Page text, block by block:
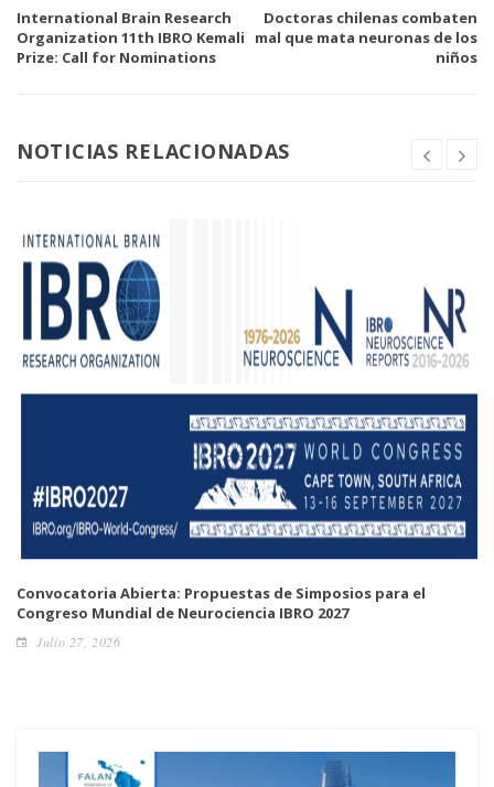
International Brain Research
Organization​ ​11th IBRO Kemali
Prize: Call for Nominations
Doctoras chilenas combaten
mal que mata neuronas de los
niños
NOTICIAS RELACIONADAS
Convocatoria Abierta: Propuestas de Simposios para el
Congreso Mundial de Neurociencia IBRO 2027
Julio 27, 2026